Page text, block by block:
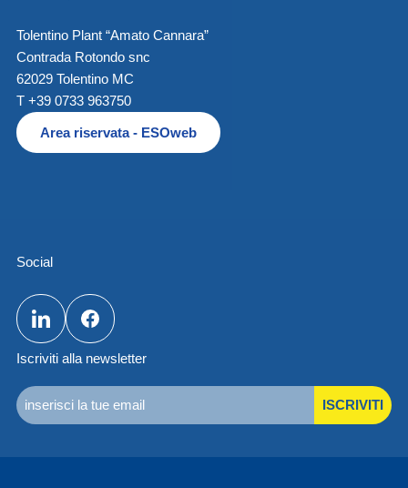
Tolentino Plant “Amato Cannara”
Contrada Rotondo snc
62029 Tolentino MC
T +39 0733 963750
Area riservata - ESOweb
Social
Iscriviti alla newsletter
ISCRIVITI